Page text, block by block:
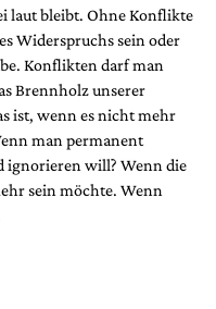
laut bleibt. Ohne Konflikte
Widerspruchs sein oder
Konflikten darf man
Brennholz unserer
ist, wenn es nicht mehr
man permanent
ignorieren will? Wenn die
sein möchte. Wenn